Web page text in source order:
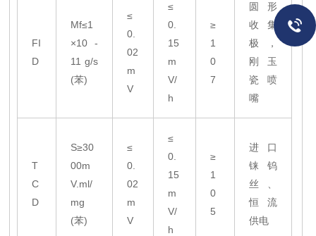
FI
D
Mf≤1
×10 -
11 g/s
(苯)
≤
0.
02
m
V
≤
0.
15
m
V/
h
≥
1
0
7
圆形
收集
极，
刚玉
瓷喷
嘴
T
C
D
S≥30
00m
V.ml/
mg
(苯)
≤
0.
02
m
V
≤
0.
15
m
V/
h
≥
1
0
5
进口
铼钨
丝、
恒流
供电